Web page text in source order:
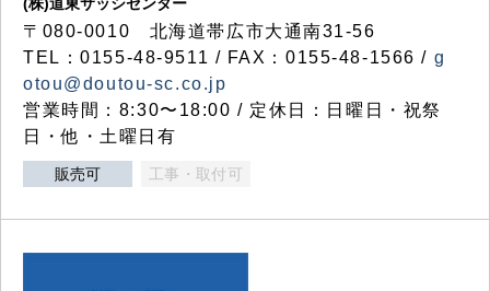
〒080-0010 北海道帯広市大通南31-56
TEL：0155-48-9511 / FAX：0155-48-1566 / g
otou@doutou-sc.co.jp
営業時間：8:30〜18:00 / 定休日：日曜日・祝祭
日・他・土曜日有
販売可 工事・取付可